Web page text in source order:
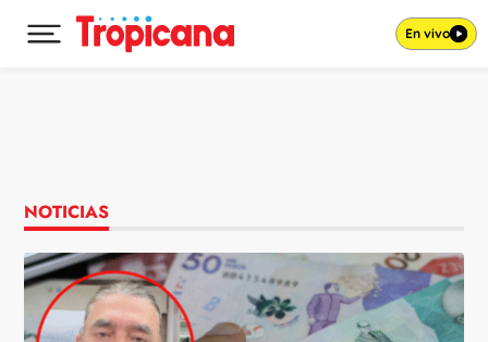
Desplegar menú principal En vivo
NOTICIAS